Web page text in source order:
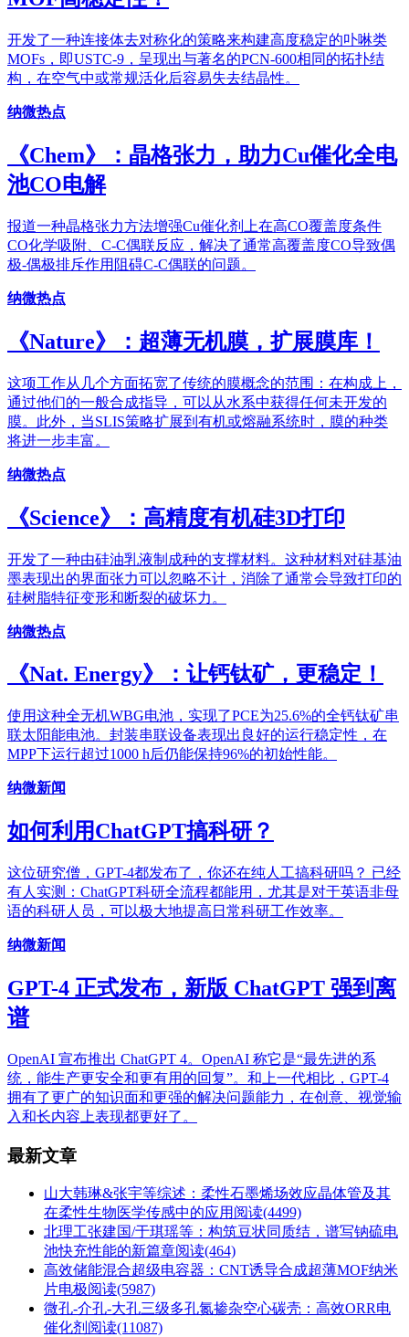
开发了一种连接体去对称化的策略来构建高度稳定的卟啉类
MOFs，即USTC-9，呈现出与著名的PCN-600相同的拓扑结
构，在空气中或常规活化后容易失去结晶性。
纳微热点
《Chem》：晶格张力，助力Cu催化全电
池CO电解
报道一种晶格张力方法增强Cu催化剂上在高CO覆盖度条件
CO化学吸附、C-C偶联反应，解决了通常高覆盖度CO导致偶
极-偶极排斥作用阻碍C-C偶联的问题。
纳微热点
《Nature》：超薄无机膜，扩展膜库！
这项工作从几个方面拓宽了传统的膜概念的范围：在构成上，
通过他们的一般合成指导，可以从水系中获得任何未开发的
膜。此外，当SLIS策略扩展到有机或熔融系统时，膜的种类
将进一步丰富。
纳微热点
《Science》：高精度有机硅3D打印
开发了一种由硅油乳液制成种的支撑材料。这种材料对硅基油
墨表现出的界面张力可以忽略不计，消除了通常会导致打印的
硅树脂特征变形和断裂的破坏力。
纳微热点
《Nat. Energy》：让钙钛矿，更稳定！
使用这种全无机WBG电池，实现了PCE为25.6%的全钙钛矿串
联太阳能电池。封装串联设备表现出良好的运行稳定性，在
MPP下运行超过1000 h后仍能保持96%的初始性能。
纳微新闻
如何利用ChatGPT搞科研？
这位研究僧，GPT-4都发布了，你还在纯人工搞科研吗？ 已经
有人实测：ChatGPT科研全流程都能用，尤其是对于英语非母
语的科研人员，可以极大地提高日常科研工作效率。
纳微新闻
GPT-4 正式发布，新版 ChatGPT 强到离
谱
OpenAI 宣布推出 ChatGPT 4。OpenAI 称它是“最先进的系
统，能生产更安全和更有用的回复”。和上一代相比，GPT-4
拥有了更广的知识面和更强的解决问题能力，在创意、视觉输
入和长内容上表现都更好了。
最新文章
山大韩琳&张宇等综述：柔性石墨烯场效应晶体管及其
在柔性生物医学传感中的应用 阅读(4499)
北理工张建国/于琪瑶等：构筑豆状同质结，谱写钠硫电
池快充性能的新篇章阅读(464)
高效储能混合超级电容器：CNT诱导合成超薄MOF纳米
片电极阅读(5987)
微孔-介孔-大孔三级多孔氮掺杂空心碳壳：高效ORR电
催化剂 阅读(11087)